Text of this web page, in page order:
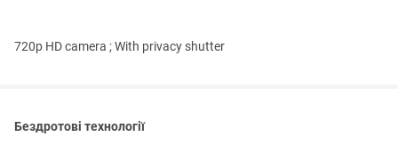
720p HD camera ; With privacy shutter
Бездротові технології